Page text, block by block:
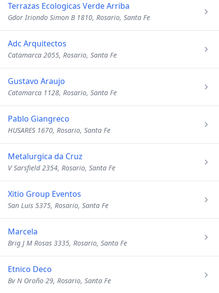
Terrazas Ecologicas Verde Arriba
Gdor Iriondo Simon B 1810, Rosario, Santa Fe
Adc Arquitectos
Catamarca 2055, Rosario, Santa Fe
Gustavo Araujo
Catamarca 1128, Rosario, Santa Fe
Pablo Giangreco
HUSARES 1670, Rosario, Santa Fe
Metalurgica da Cruz
V Sarsfield 2354, Rosario, Santa Fe
Xitio Group Eventos
San Luis 5375, Rosario, Santa Fe
Marcela
Brig J M Rosas 3335, Rosario, Santa Fe
Etnico Deco
Bv N Oroño 29, Rosario, Santa Fe